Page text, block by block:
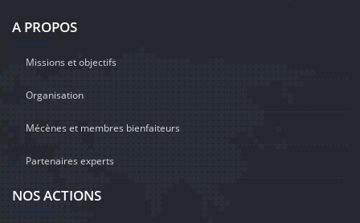
A PROPOS
Missions et objectifs
Organisation
Mécènes et membres bienfaiteurs
Partenaires experts
NOS ACTIONS